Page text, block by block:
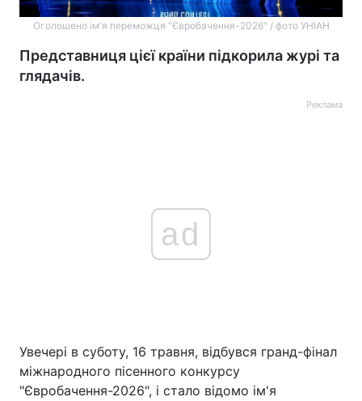
Оголошено ім'я переможця "Євробачення-2026" / фото УНІАН
Представниця цієї країни підкорила журі та
глядачів.
Реклама
ad
Увечері в суботу, 16 травня, відбувся гранд-фінал
міжнародного пісенного конкурсу
"Євробачення-2026", і стало відомо ім'я